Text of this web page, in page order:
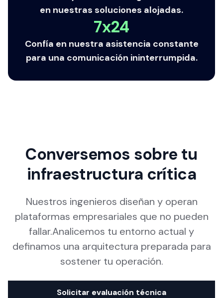
en nuestras soluciones alojadas.
7x24
Confía en nuestra asistencia constante
para una comunicación ininterrumpida.
Conversemos sobre tu
infraestructura crítica
Nuestros ingenieros diseñan y operan
plataformas empresariales que no pueden
fallar.Analicemos tu entorno actual y
definamos una arquitectura preparada para
sostener tu operación.
Solicitar evaluación técnica